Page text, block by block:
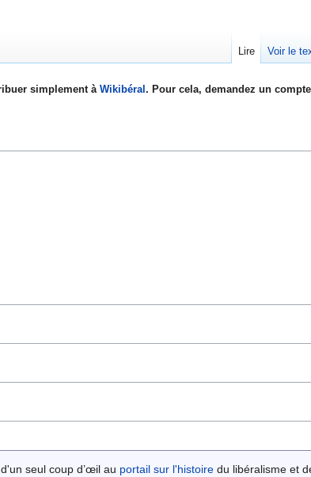
simplement à Wikibéral . Pour cela, demandez un
seul coup d’œil au portail sur l'histoire du libéralisme et
Lire Voir le